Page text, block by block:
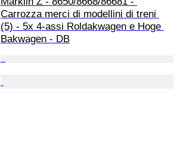
Carrozza merci di modellini di treni
(5) - 5x 4-assi Roldakwagen e Hoge
Bakwagen - DB